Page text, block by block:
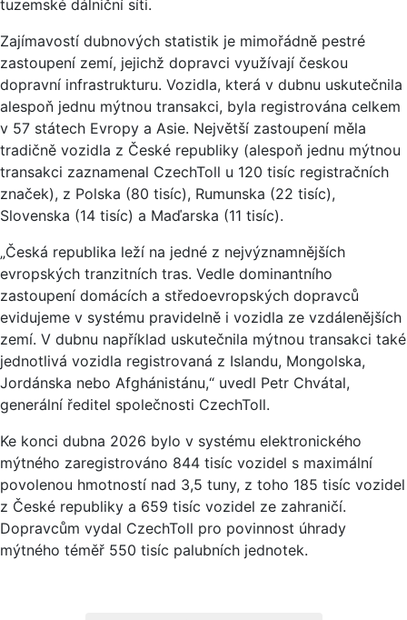
tuzemské dálniční síti.
Zajímavostí dubnových statistik je mimořádně pestré
zastoupení zemí, jejichž dopravci využívají českou
dopravní infrastrukturu. Vozidla, která v dubnu uskutečnila
alespoň jednu mýtnou transakci, byla registrována celkem
v 57 státech Evropy a Asie. Největší zastoupení měla
tradičně vozidla z České republiky (alespoň jednu mýtnou
transakci zaznamenal CzechToll u 120 tisíc registračních
značek), z Polska (80 tisíc), Rumunska (22 tisíc),
Slovenska (14 tisíc) a Maďarska (11 tisíc).
„Česká republika leží na jedné z nejvýznamnějších
evropských tranzitních tras. Vedle dominantního
zastoupení domácích a středoevropských dopravců
evidujeme v systému pravidelně i vozidla ze vzdálenějších
zemí. V dubnu například uskutečnila mýtnou transakci také
jednotlivá vozidla registrovaná z Islandu, Mongolska,
Jordánska nebo Afghánistánu,“ uvedl Petr Chvátal,
generální ředitel společnosti CzechToll.
Ke konci dubna 2026 bylo v systému elektronického
mýtného zaregistrováno 844 tisíc vozidel s maximální
povolenou hmotností nad 3,5 tuny, z toho 185 tisíc vozidel
z České republiky a 659 tisíc vozidel ze zahraničí.
Dopravcům vydal CzechToll pro povinnost úhrady
mýtného téměř 550 tisíc palubních jednotek.